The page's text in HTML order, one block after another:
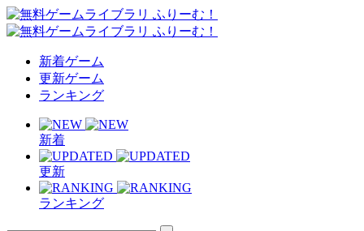
新着ゲーム
更新ゲーム
ランキング
新着
更新
ランキング